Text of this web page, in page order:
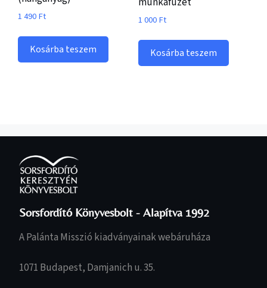
1 490Ft
Kosárba teszem
1 000Ft
Kosárba teszem
Sorsfordító Könyvesbolt - Alapítva 1992
A Palánta Misszió kiadványainak webáruháza
1071 Budapest, Damjanich u. 35.